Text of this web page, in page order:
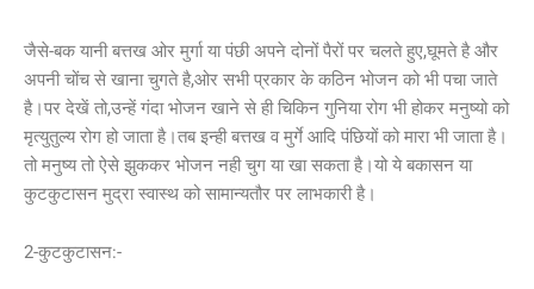
जैसे-बक यानी बत्तख ओर मुर्गा या पंछी अपने दोनों पैरों पर चलते हुए,घूमते है और
अपनी चोंच से खाना चुगते है,ओर सभी प्रकार के कठिन भोजन को भी पचा जाते
है।पर देखें तो,उन्हें गंदा भोजन खाने से ही चिकिन गुनिया रोग भी होकर मनुष्यो को
मृत्युतुल्य रोग हो जाता है।तब इन्ही बत्तख व मुर्गे आदि पंछियों को मारा भी जाता है।
तो मनुष्य तो ऐसे झुककर भोजन नही चुग या खा सकता है।यो ये बकासन या
कुटकुटासन मुद्रा स्वास्थ को सामान्यतौर पर लाभकारी है।
2-कुटकुटासन:-